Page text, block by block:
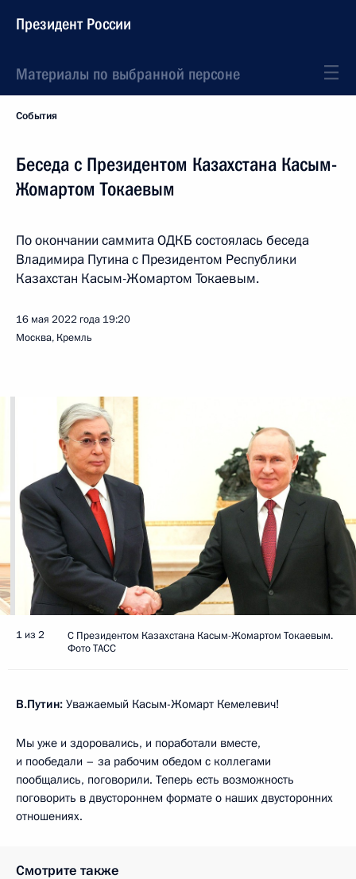
Президент России
Материалы по выбранной персоне
События
Беседа с Президентом Казахстана Касым-
Жомартом Токаевым
По окончании саммита ОДКБ состоялась беседа
Владимира Путина с Президентом Республики
Казахстан Касым-Жомартом Токаевым.
16 мая 2022 года 19:20
Москва, Кремль
1 из 2
С Президентом Казахстана Касым-Жомартом Токаевым.
Фото ТАСС
В.Путин: Уважаемый Касым-Жомарт Кемелевич!
Мы уже и здоровались, и поработали вместе,
и пообедали – за рабочим обедом с коллегами
пообщались, поговорили. Теперь есть возможность
поговорить в двустороннем формате о наших двусторонних
отношениях.
Смотрите также